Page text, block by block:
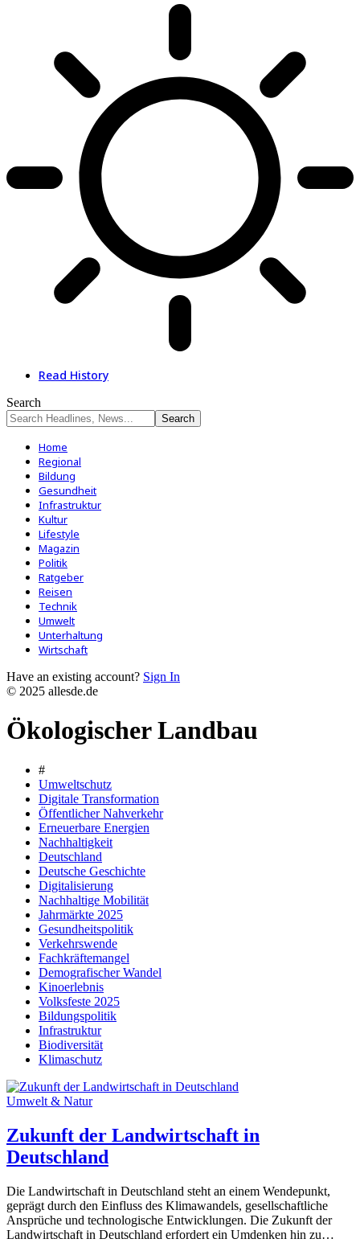
Read History
Search
Home
Regional
Bildung
Gesundheit
Infrastruktur
Kultur
Lifestyle
Magazin
Politik
Ratgeber
Reisen
Technik
Umwelt
Unterhaltung
Wirtschaft
Have an existing account? Sign In
© 2025 allesde.de
Ökologischer Landbau
#
Umweltschutz
Digitale Transformation
Öffentlicher Nahverkehr
Erneuerbare Energien
Nachhaltigkeit
Deutschland
Deutsche Geschichte
Digitalisierung
Nachhaltige Mobilität
Jahrmärkte 2025
Gesundheitspolitik
Verkehrswende
Fachkräftemangel
Demografischer Wandel
Kinoerlebnis
Volksfeste 2025
Bildungspolitik
Infrastruktur
Biodiversität
Klimaschutz
Umwelt & Natur
Zukunft der Landwirtschaft in
Deutschland
Die Landwirtschaft in Deutschland steht an einem Wendepunkt,
geprägt durch den Einfluss des Klimawandels, gesellschaftliche
Ansprüche und technologische Entwicklungen. Die Zukunft der
Landwirtschaft in Deutschland erfordert ein Umdenken hin zu…